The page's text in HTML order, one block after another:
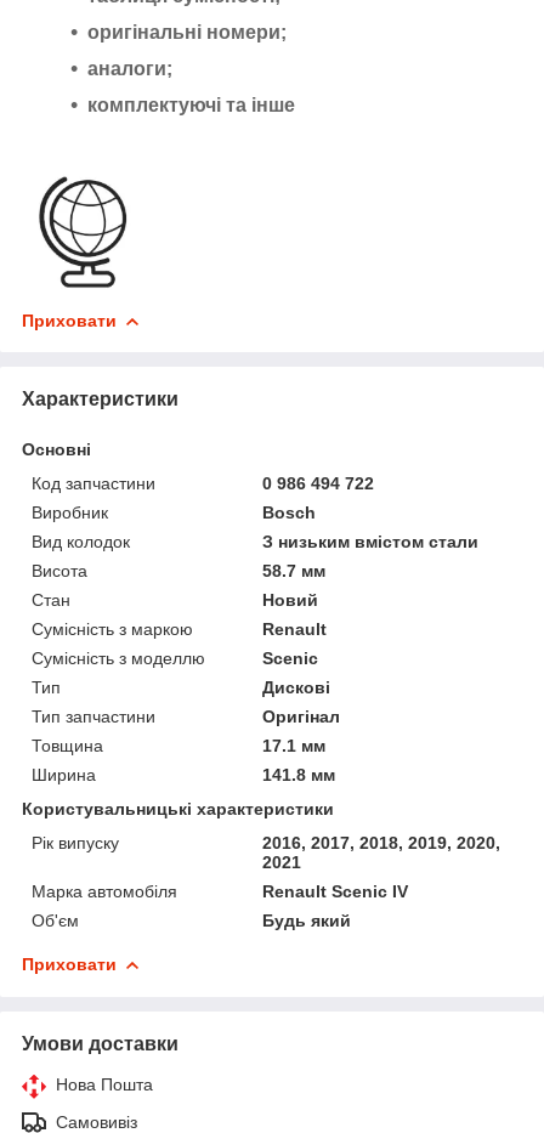
оригінальні номери;
аналоги;
комплектуючі та інше
Приховати
Характеристики
Основні
Код запчастини
0 986 494 722
Виробник
Bosch
Вид колодок
З низьким вмістом стали
Висота
58.7 мм
Стан
Новий
Сумісність з маркою
Renault
Сумісність з моделлю
Scenic
Тип
Дискові
Тип запчастини
Оригінал
Товщина
17.1 мм
Ширина
141.8 мм
Користувальницькі характеристики
Рік випуску
2016, 2017, 2018, 2019, 2020,
2021
Марка автомобіля
Renault Scenic IV
Об'єм
Будь який
Приховати
Умови доставки
Нова Пошта
Самовивіз